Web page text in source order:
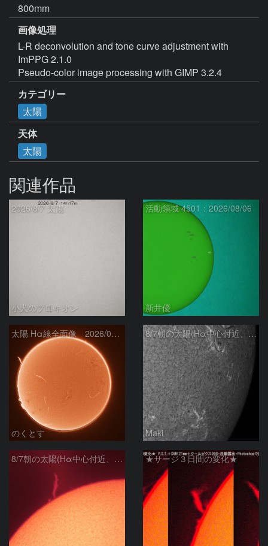
800mm
画像処理
L-R deconvolution and tone curve adjustment with
ImPPG 2.1.0
Pseudo-color image processing with GIMP 3.2.4
カテゴリー
太陽
天体
太陽
関連作品
2026/8/7 太陽
小犬のプロキオン
活動領域 4501：2026/08/06
新井優
太陽 Hα線全面像 2026/08/07
のくとす
8/7朝の太陽(Hα中心付近、4498、4502付近)
Maki
8/7朝の太陽(Hα中心付近、プロミネンス) ★サージ３日間の変化★